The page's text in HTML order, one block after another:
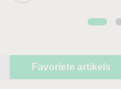
Favoriete artikels